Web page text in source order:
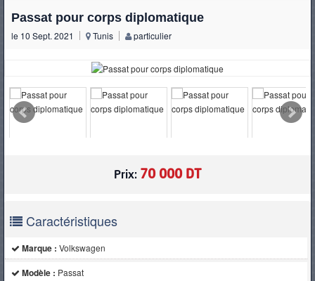
Passat pour corps diplomatique
le 10 Sept. 2021 Tunis particulier
Prix: 70 000 DT
Caractéristiques
Marque : Volkswagen
Modèle : Passat
D'OCCASION